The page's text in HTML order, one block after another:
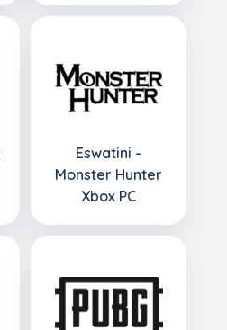
Eswatini -
Monster Hunter
Xbox PC